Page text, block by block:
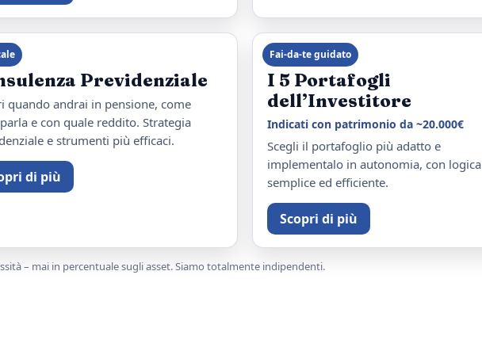
Previdenziale
quando andrai in pensione, come
e con quale reddito. Strategia
e strumenti più efficaci.
di più
Fai‑da‑te guidato
I 5 Portafogli
dell’Investitore
Indicati con patrimonio da ~20.000€
Scegli il portafoglio più adatto e
implementalo in autonomia, con logica
semplice ed efficiente.
Scopri di più
– mai in percentuale sugli asset. Siamo totalmente indipendenti.